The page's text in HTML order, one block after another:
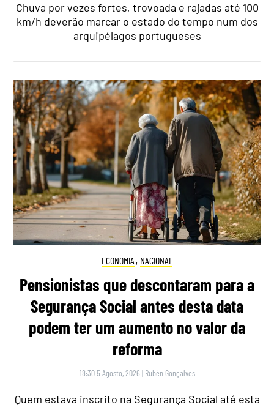
Chuva por vezes fortes, trovoada e rajadas até 100
km/h deverão marcar o estado do tempo num dos
arquipélagos portugueses
ECONOMIA , NACIONAL
Pensionistas que descontaram para a
Segurança Social antes desta data
podem ter um aumento no valor da
reforma
18:30 5 Agosto, 2026 | Rubén Gonçalves
Quem estava inscrito na Segurança Social até esta